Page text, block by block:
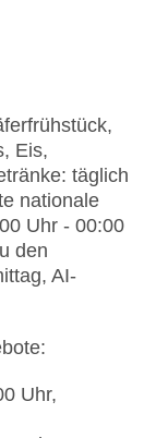
527
Eis,
täglich
nationale
Uhr - 00:00
den
AI-
Uhr,